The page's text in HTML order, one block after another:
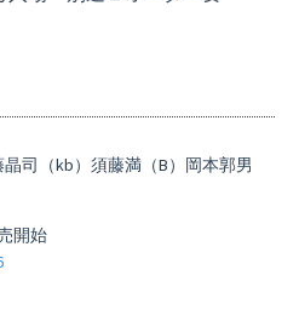
司（kb）須藤満（B）岡本郭男
開始